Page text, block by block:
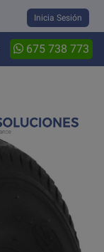
Inicia Sesión
675 738 773